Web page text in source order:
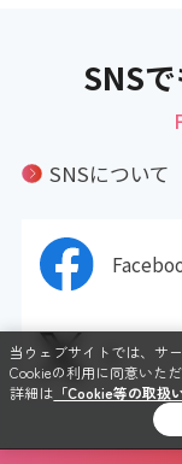
SNS
SNSについて
X
当ウェブサイトでは、サ
Cookieの利用に同意いた
詳細は 「Cookie等の取扱い